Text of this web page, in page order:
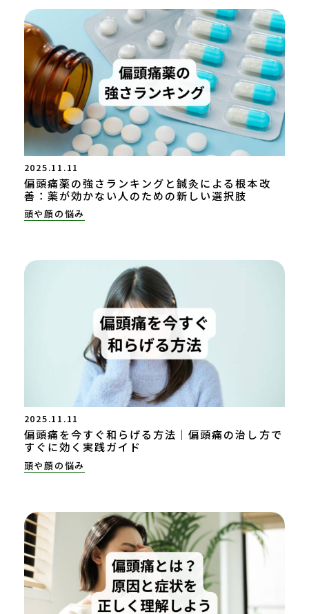
2025.11.11
偏頭痛薬の強さランキングと鍼灸による根本改
善：薬が効かない人のための新しい選択肢
頭や顔の悩み
2025.11.11
偏頭痛を今すぐ和らげる方法｜偏頭痛の治し方で
すぐに効く実践ガイド
頭や顔の悩み